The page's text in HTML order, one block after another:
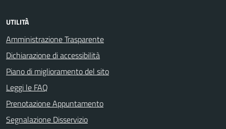
UTILITÀ
Amministrazione Trasparente
Dichiarazione di accessibilità
Piano di miglioramento del sito
Leggi le FAQ
Prenotazione Appuntamento
Segnalazione Disservizio